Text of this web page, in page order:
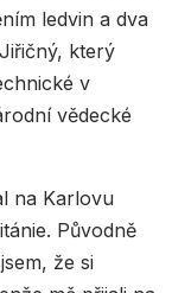
ledvin a dva
který
v
vědecké
na Karlovu
Původně
že si